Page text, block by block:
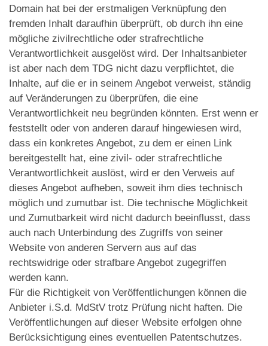
Domain hat bei der erstmaligen Verknüpfung den
fremden Inhalt daraufhin überprüft, ob durch ihn eine
mögliche zivilrechtliche oder strafrechtliche
Verantwortlichkeit ausgelöst wird. Der Inhaltsanbieter
ist aber nach dem TDG nicht dazu verpflichtet, die
Inhalte, auf die er in seinem Angebot verweist, ständig
auf Veränderungen zu überprüfen, die eine
Verantwortlichkeit neu begründen könnten. Erst wenn er
feststellt oder von anderen darauf hingewiesen wird,
dass ein konkretes Angebot, zu dem er einen Link
bereitgestellt hat, eine zivil- oder strafrechtliche
Verantwortlichkeit auslöst, wird er den Verweis auf
dieses Angebot aufheben, soweit ihm dies technisch
möglich und zumutbar ist. Die technische Möglichkeit
und Zumutbarkeit wird nicht dadurch beeinflusst, dass
auch nach Unterbindung des Zugriffs von seiner
Website von anderen Servern aus auf das
rechtswidrige oder strafbare Angebot zugegriffen
werden kann.
Für die Richtigkeit von Veröffentlichungen können die
Anbieter i.S.d. MdStV trotz Prüfung nicht haften. Die
Veröffentlichungen auf dieser Website erfolgen ohne
Berücksichtigung eines eventuellen Patentschutzes.